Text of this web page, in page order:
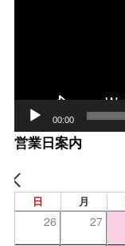
00:00
営業日案内
日 月
26 27